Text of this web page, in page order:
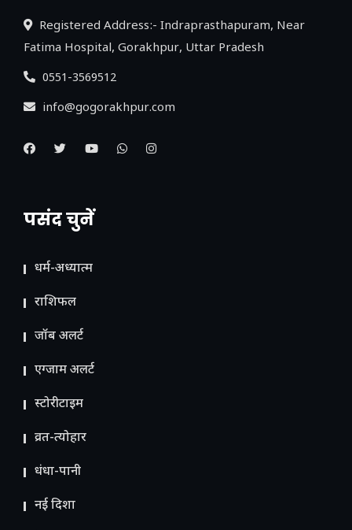
Registered Address:- Indraprasthapuram, Near
Fatima Hospital, Gorakhpur, Uttar Pradesh
0551-3569512
info@gogorakhpur.com
पसंद चुनें
धर्म-अध्यात्म
राशिफल
जॉब अलर्ट
एग्जाम अलर्ट
स्टोरीटाइम
व्रत-त्योहार
धंधा-पानी
नई दिशा